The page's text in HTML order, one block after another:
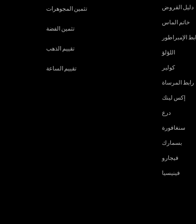
تثمين المجوهرات
تثمين الفضة
تقييم الذهب
تقييم الساعة
دليل القروض
خاتم الماس
الإمبراطور
اللؤلؤ
كولير
رابط المرساة
إكس لينك
درع
سنغافورة
بسمارك
فيجارو
فينيسيا